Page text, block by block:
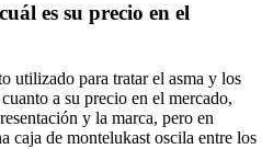
es su precio en el
utilizado para tratar el asma y los
a su precio en el mercado,
y la marca, pero en
caja de montelukast oscila entre los